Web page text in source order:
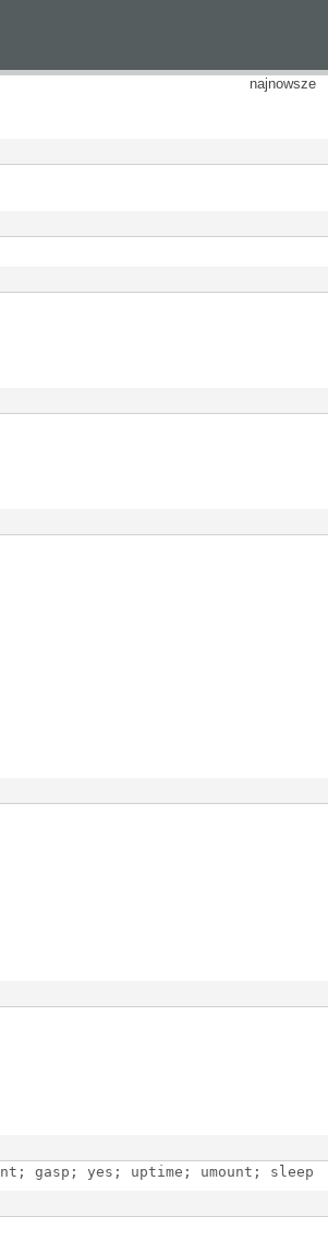
najnowsze
gasp; yes; uptime; umount; sleep